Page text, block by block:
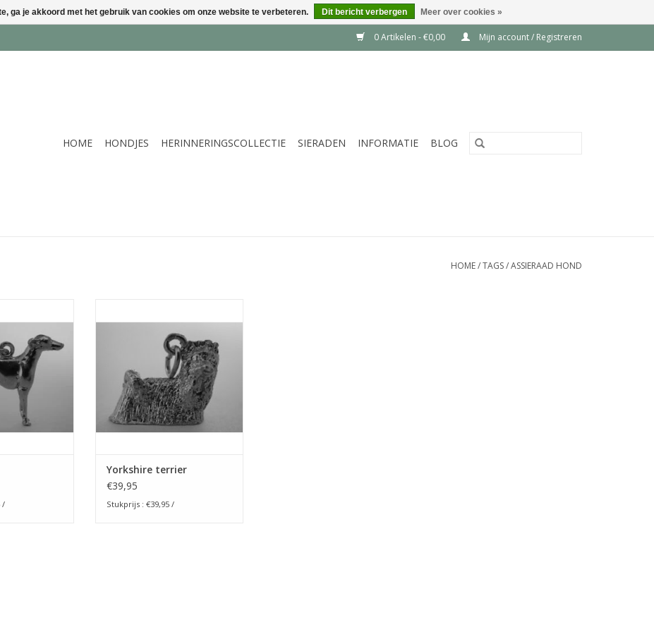
0 Artikelen - €0,00 Mijn account / Registreren
HOME HONDJES HERINNERINGSCOLLECTIE SIERADEN INFORMATIE BLOG
HOME/TAGS/ASSIERAAD HOND
Dit levensechte
cadeau
een andere
en wordt met
in ons eigen
hondje is op
in het
/
van een Yorkshire terrier. Dit
levensechte rashondje is een
prachtig cadeau voor uzelf of
voor een andere
hondenliefhebber en wordt met
de hand gemaakt in ons eigen
atelier. Dit mooie hondje is op
aanvraag ook leverbaar in he
Yorkshire terrier
€39,95
Stukprijs : €39,95 /
ga je akkoord met het gebruik van cookies om onze website te verbeteren. Dit bericht verbergen Meer over cookies »